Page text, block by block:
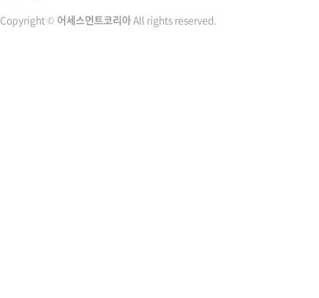
Copyright © 어세스먼트코리아All rights reserved.